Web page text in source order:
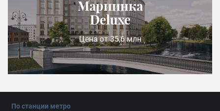
Мариинка
Deluxe
Цена от 35,6 млн
По станции метро